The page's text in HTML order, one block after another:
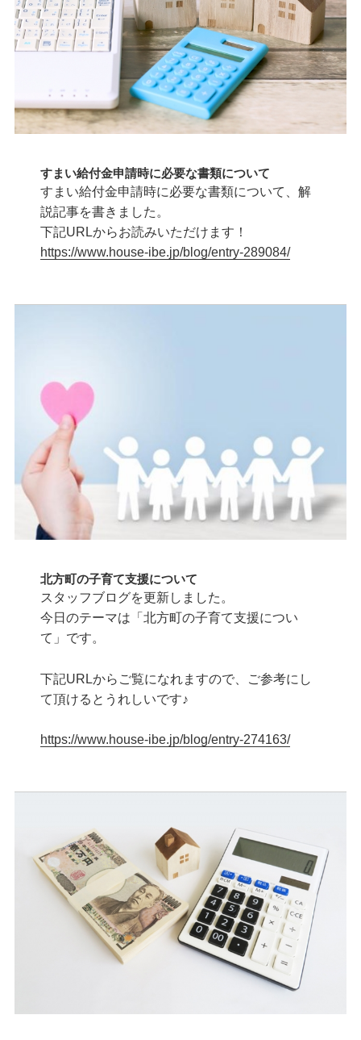
すまい給付金申請時に必要な書類について
すまい給付金申請時に必要な書類について、解
説記事を書きました。
下記URLからお読みいただけます！
https://www.house-ibe.jp/blog/entry-289084/
北方町の子育て支援について
スタッフブログを更新しました。
今日のテーマは「北方町の子育て支援につい
て」です。
下記URLからご覧になれますので、ご参考にし
て頂けるとうれしいです♪
https://www.house-ibe.jp/blog/entry-274163/